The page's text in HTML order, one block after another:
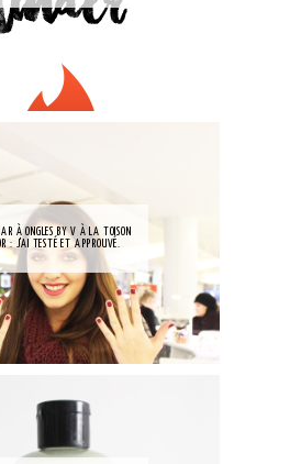
À ONGLES BY V À LA TOISON
: J'AI TESTÉ ET APPROUVÉ.